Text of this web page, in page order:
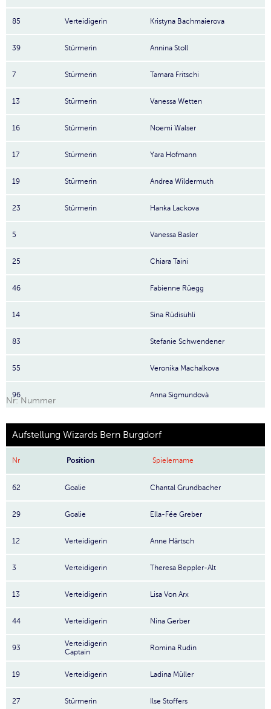
85 Verteidigerin Kristyna Bachmaierova
39 Stürmerin Annina Stoll
7 Stürmerin Tamara Fritschi
13 Stürmerin Vanessa Wetten
16 Stürmerin Noemi Walser
17 Stürmerin Yara Hofmann
19 Stürmerin Andrea Wildermuth
23 Stürmerin Hanka Lackova
5 Vanessa Basler
25 Chiara Taini
46 Fabienne Rüegg
14 Sina Rüdisühli
83 Stefanie Schwendener
55 Veronika Machalkova
96 Anna Sigmundovà
Nr: Nummer
Aufstellung Wizards Bern Burgdorf
Nr Position Spielername
62 Goalie Chantal Grundbacher
29 Goalie Ella-Fée Greber
12 Verteidigerin Anne Härtsch
3 Verteidigerin Theresa Beppler-Alt
13 Verteidigerin Lisa Von Arx
44 Verteidigerin Nina Gerber
93
Verteidigerin
Captain
Romina Rudin
19 Verteidigerin Ladina Müller
27 Stürmerin Ilse Stoffers